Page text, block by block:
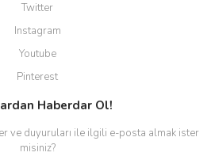
Twitter
Instagram
Youtube
Pinterest
Haberdar Ol!
ve duyuruları ile ilgili e-posta almak ister
misiniz?